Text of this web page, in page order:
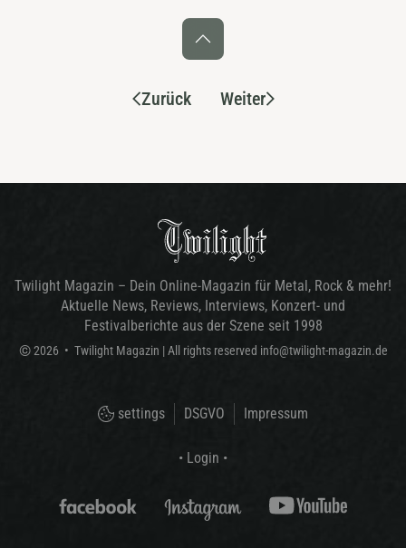
Zurück Weiter
Twilight Magazin – Dein Online-Magazin für Metal, Rock & mehr!
Aktuelle News, Reviews, Interviews, Konzert- und
Festivalberichte aus der Szene seit 1998
© 2026 • Twilight Magazin | All rights reserved info@twilight-magazin.de
settings DSGVO Impressum
• Login •